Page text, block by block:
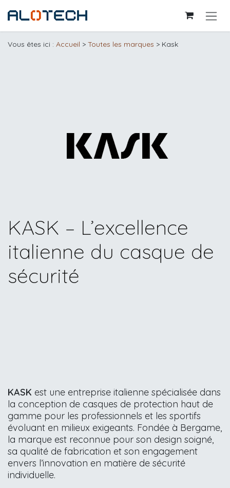
Vous êtes ici : Accueil > Toutes les marques > Kask
KASK – L’excellence
italienne du casque de
sécurité
KASK est une entreprise italienne spécialisée dans
la conception de casques de protection haut de
gamme pour les professionnels et les sportifs
évoluant en milieux exigeants. Fondée à Bergame,
la marque est reconnue pour son design soigné,
sa qualité de fabrication et son engagement
envers l’innovation en matière de sécurité
individuelle.